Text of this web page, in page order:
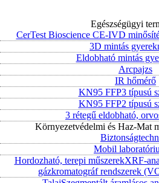
Egészségügyi
CerTest Bioscience CE-IVD
3D mintás
Eldobható mintás
Arcpajzs
IR hőmérő
KN95 FFP3 típusú
KN95 FFP2 típusú
3 rétegű eldobható,
Környezetvédelmi és Haz-Mat
Mobil
Hordozható, terepi műszerekXRF-
gázkromatográf rendszerek